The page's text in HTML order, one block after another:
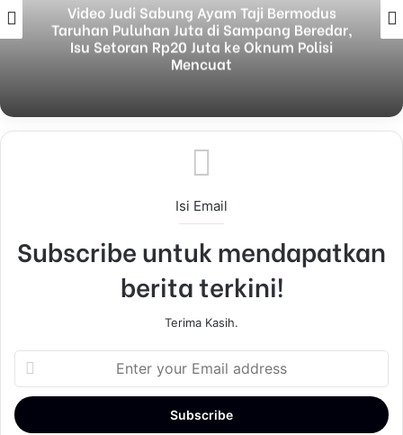
Video Judi Sabung Ayam Taji Bermodus
Taruhan Puluhan Juta di Sampang Beredar,
Isu Setoran Rp20 Juta ke Oknum Polisi
Mencuat
Isi Email
Subscribe untuk mendapatkan
berita terkini!
Terima Kasih.
e